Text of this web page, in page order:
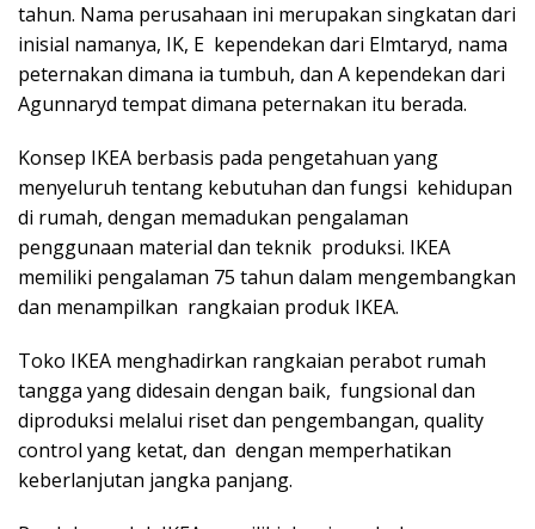
tahun. Nama perusahaan ini merupakan singkatan dari
inisial namanya, IK, E kependekan dari Elmtaryd, nama
peternakan dimana ia tumbuh, dan A kependekan dari
Agunnaryd tempat dimana peternakan itu berada.
Konsep IKEA berbasis pada pengetahuan yang
menyeluruh tentang kebutuhan dan fungsi kehidupan
di rumah, dengan memadukan pengalaman
penggunaan material dan teknik produksi. IKEA
memiliki pengalaman 75 tahun dalam mengembangkan
dan menampilkan rangkaian produk IKEA.
Toko IKEA menghadirkan rangkaian perabot rumah
tangga yang didesain dengan baik, fungsional dan
diproduksi melalui riset dan pengembangan, quality
control yang ketat, dan dengan memperhatikan
keberlanjutan jangka panjang.